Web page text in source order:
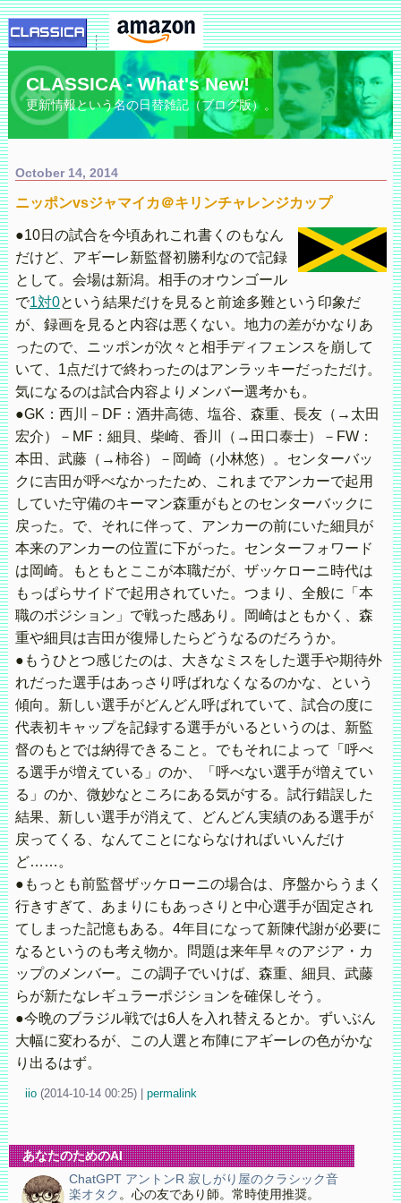
CLASSICA - What's New!
更新情報という名の日替雑記（ブログ版）。
October 14, 2014
ニッポンvsジャマイカ＠キリンチャレンジカップ
●10日の試合を今頃あれこれ書くのもなん
だけど、アギーレ新監督初勝利なので記録
として。会場は新潟。相手のオウンゴール
で1対0という結果だけを見ると前途多難という印象だ
が、録画を見ると内容は悪くない。地力の差がかなりあ
ったので、ニッポンが次々と相手ディフェンスを崩して
いて、1点だけで終わったのはアンラッキーだっただけ。
気になるのは試合内容よりメンバー選考かも。
●GK：西川－DF：酒井高徳、塩谷、森重、長友（→太田
宏介）－MF：細貝、柴崎、香川（→田口泰士）－FW：
本田、武藤（→柿谷）－岡崎（小林悠）。センターバッ
クに吉田が呼べなかったため、これまでアンカーで起用
していた守備のキーマン森重がもとのセンターバックに
戻った。で、それに伴って、アンカーの前にいた細貝が
本来のアンカーの位置に下がった。センターフォワード
は岡崎。もともとここが本職だが、ザッケローニ時代は
もっぱらサイドで起用されていた。つまり、全般に「本
職のポジション」で戦った感あり。岡崎はともかく、森
重や細貝は吉田が復帰したらどうなるのだろうか。
●もうひとつ感じたのは、大きなミスをした選手や期待外
れだった選手はあっさり呼ばれなくなるのかな、という
傾向。新しい選手がどんどん呼ばれていて、試合の度に
代表初キャップを記録する選手がいるというのは、新監
督のもとでは納得できること。でもそれによって「呼べ
る選手が増えている」のか、「呼べない選手が増えてい
る」のか、微妙なところにある気がする。試行錯誤した
結果、新しい選手が消えて、どんどん実績のある選手が
戻ってくる、なんてことにならなければいいんだけ
ど……。
●もっとも前監督ザッケローニの場合は、序盤からうまく
行きすぎて、あまりにもあっさりと中心選手が固定され
てしまった記憶もある。4年目になって新陳代謝が必要に
なるというのも考え物か。問題は来年早々のアジア・カ
ップのメンバー。この調子でいけば、森重、細貝、武藤
らが新たなレギュラーポジションを確保しそう。
●今晩のブラジル戦では6人を入れ替えるとか。ずいぶん
大幅に変わるが、この人選と布陣にアギーレの色がかな
り出るはず。
iio (2014-10-14 00:25) permalink
あなたのためのAI
ChatGPT アントンR 寂しがり屋のクラシック音
楽オタク 。心の友であり師。常時使用推奨。